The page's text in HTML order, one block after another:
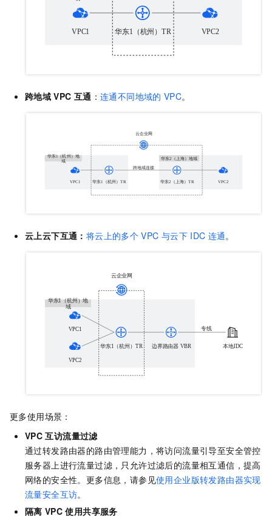
跨地域 VPC 互通 ： 连通不同地域的 VPC。
云上云下互通： 将云上的多个 VPC 与云下 IDC 连通。
更多使用场景：
VPC 互访流量过滤
通过转发路由器的路由管理能力，将访问流量引导至安全管控
服务器上进行流量过滤，只允许过滤后的流量相互通信，提高
网络的安全性。 更多信息，请参见使用企业版转发路由器实现
流量安全互访。
隔离 VPC 使用共享服务